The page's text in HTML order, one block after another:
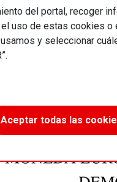
del portal, recoger
el uso de estas cookies o
y seleccionar
Aceptar todas las